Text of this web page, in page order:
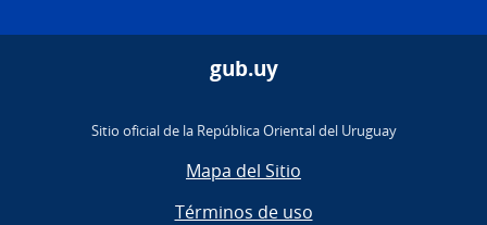
gub.uy
Sitio oficial de la República Oriental del Uruguay
Mapa del Sitio
Términos de uso